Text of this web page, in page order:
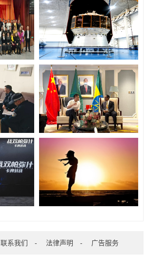
联系我们 - 法律声明 - 广告服务